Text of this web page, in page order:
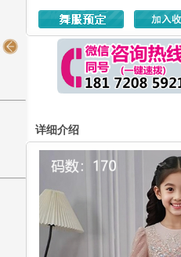
详细介绍